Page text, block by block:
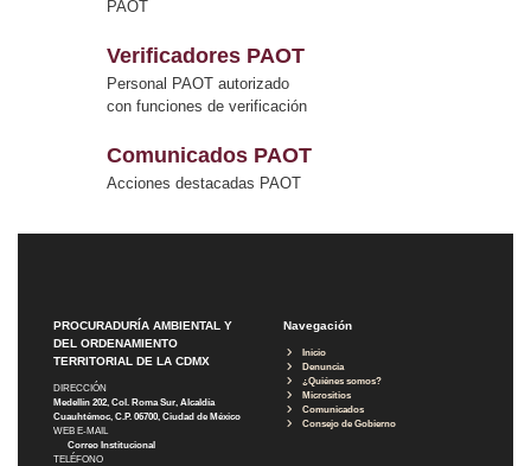
PAOT
Verificadores PAOT
Personal PAOT autorizado
con funciones de verificación
Comunicados PAOT
Acciones destacadas PAOT
PROCURADURÍA AMBIENTAL Y
DEL ORDENAMIENTO
TERRITORIAL DE LA CDMX
DIRECCIÓN
Medellín 202, Col. Roma Sur, Alcaldía
Cuauhtémoc, C.P. 06700, Ciudad de México
WEB E-MAIL
Correo Institucional
TELÉFONO
Navegación
Inicio
Denuncia
¿Quiénes somos?
Micrositios
Comunicados
Consejo de Gobierno